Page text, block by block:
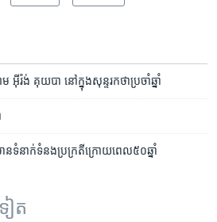
អ៊ីរ៉ង់ គុយ​បា​ នៅ​ក្នុង​សុន្ទរកថា​ប្រចាំឆ្នាំ
ទំនាក់​ទំនង​ប្រក្រតី​ក្រោយ​ពេល​៥០ឆ្នាំ
ៀត